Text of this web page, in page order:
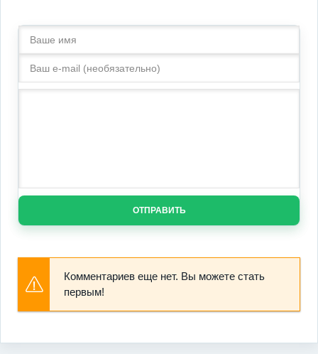
ОТПРАВИТЬ
Комментариев еще нет. Вы можете стать
первым!